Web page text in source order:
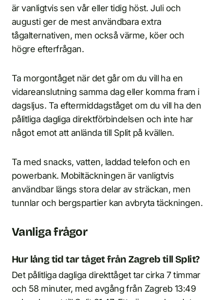
är vanligtvis sen vår eller tidig höst. Juli och
augusti ger de mest användbara extra
tågalternativen, men också värme, köer och
högre efterfrågan.
Ta morgontåget när det går om du vill ha en
vidareanslutning samma dag eller komma fram i
dagsljus. Ta eftermiddagståget om du vill ha den
pålitliga dagliga direktförbindelsen och inte har
något emot att anlända till Split på kvällen.
Ta med snacks, vatten, laddad telefon och en
powerbank. Mobiltäckningen är vanligtvis
användbar längs stora delar av sträckan, men
tunnlar och bergspartier kan avbryta täckningen.
Vanliga frågor
Hur lång tid tar tåget från Zagreb till Split?
Det pålitliga dagliga direkttåget tar cirka 7 timmar
och 58 minuter, med avgång från Zagreb 13:49